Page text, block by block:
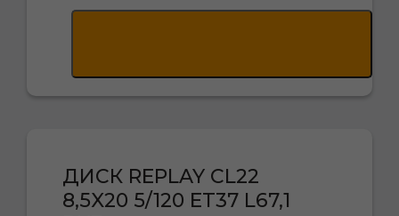
ДИСК REPLAY CL22
8,5X20 5/120 ET37 L67,1